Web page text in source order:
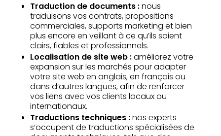
Traduction de documents :nous
traduisons vos contrats, propositions
commerciales, supports marketing et bien
plus encore en veillant à ce qu’ils soient
clairs, fiables et professionnels.
Localisation de site web :améliorez votre
expansion sur les marchés pour adapter
votre site web en anglais, en français ou
dans d’autres langues, afin de renforcer
vos liens avec vos clients locaux ou
internationaux.
Traductions techniques :nos experts
s’occupent de traductions spécialisées de